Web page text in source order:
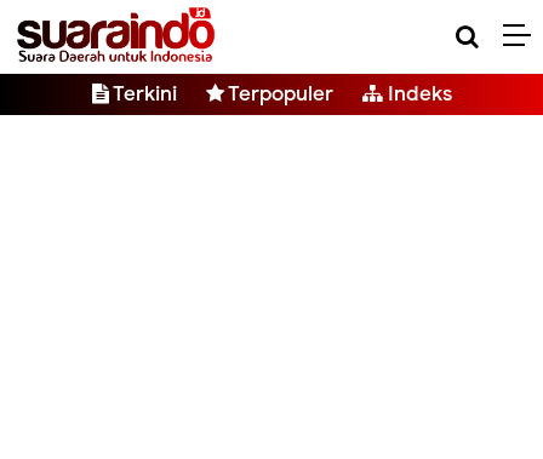
Terkini Terpopuler Indeks